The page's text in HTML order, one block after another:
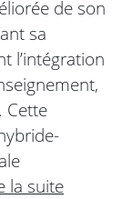
de son
sa
l’intégration
Cette
la suite